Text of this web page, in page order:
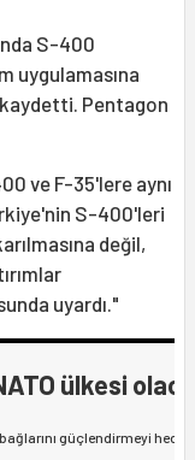
S-400
uygulamasına
kaydetti. Pentagon
ve F-35'lere aynı
S-400'leri
değil,
uyardı."
ülkesi
güçlendirmeyi